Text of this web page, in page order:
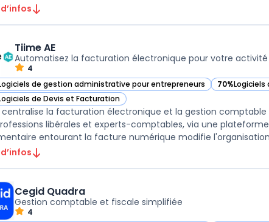
Tiime AE
Automatisez la facturation électronique pour votre activité
4
de gestion administrative pour entrepreneurs
Tiime AE dans cette catégorie 70%
— voir Tiime
de Devis et Facturation
Tiime AE dans cette catégorie
centralise la facturation électronique et la gestion
libérales et experts-comptables, via une
entourant la facture numérique modifie
Cegid Quadra
Gestion comptable et fiscale simplifiée
4